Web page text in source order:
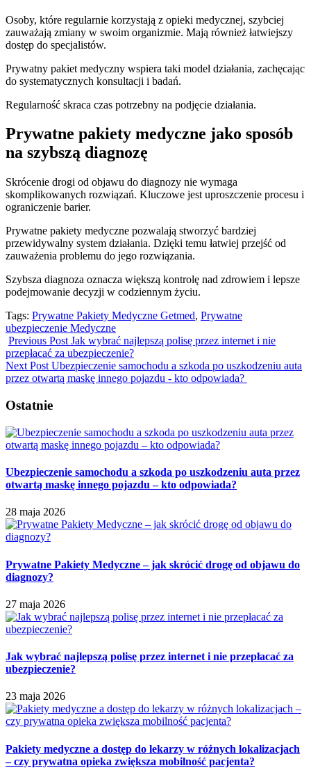
Osoby, które regularnie korzystają z opieki medycznej, szybciej
zauważają zmiany w swoim organizmie. Mają również łatwiejszy
dostęp do specjalistów.
Prywatny pakiet medyczny wspiera taki model działania, zachęcając
do systematycznych konsultacji i badań.
Regularność skraca czas potrzebny na podjęcie działania.
Prywatne pakiety medyczne jako sposób
na szybszą diagnozę
Skrócenie drogi od objawu do diagnozy nie wymaga
skomplikowanych rozwiązań. Kluczowe jest uproszczenie procesu i
ograniczenie barier.
Prywatne pakiety medyczne pozwalają stworzyć bardziej
przewidywalny system działania. Dzięki temu łatwiej przejść od
zauważenia problemu do jego rozwiązania.
Szybsza diagnoza oznacza większą kontrolę nad zdrowiem i lepsze
podejmowanie decyzji w codziennym życiu.
Tags: Prywatne Pakiety Medyczne Getmed, Prywatne
ubezpieczenie Medyczne
Previous Post Jak wybrać najlepszą polisę przez internet i nie
przepłacać za ubezpieczenie?
Next Post Ubezpieczenie samochodu a szkoda po uszkodzeniu auta
przez otwartą maskę innego pojazdu - kto odpowiada?
Ostatnie
Ubezpieczenie samochodu a szkoda po uszkodzeniu auta przez
otwartą maskę innego pojazdu – kto odpowiada?
28 maja 2026
Prywatne Pakiety Medyczne – jak skrócić drogę od objawu do
diagnozy?
27 maja 2026
Jak wybrać najlepszą polisę przez internet i nie przepłacać za
ubezpieczenie?
23 maja 2026
Pakiety medyczne a dostęp do lekarzy w różnych lokalizacjach
– czy prywatna opieka zwiększa mobilność pacjenta?